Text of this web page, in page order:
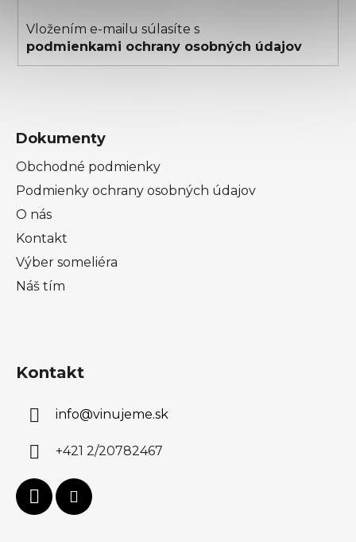
Vložením e-mailu súlasíte s
podmienkami ochrany osobných údajov
Dokumenty
Obchodné podmienky
Podmienky ochrany osobných údajov
O nás
Kontakt
Výber someliéra
Náš tím
Kontakt
info@vinujeme.sk
+421 2/20782467